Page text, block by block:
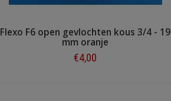
Flexo F6 open gevlochten kous 3/4 - 19
mm oranje
€4,00